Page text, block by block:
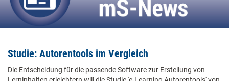
Studie: Autorentools im Vergleich
Die Entscheidung für die passende Software zur Erstellung von